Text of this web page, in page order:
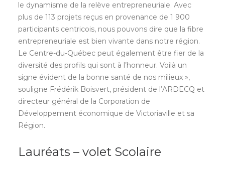
le dynamisme de la relève entrepreneuriale. Avec
plus de 113 projets reçus en provenance de 1 900
participants centricois, nous pouvons dire que la fibre
entrepreneuriale est bien vivante dans notre région.
Le Centre-du-Québec peut également être fier de la
diversité des profils qui sont à l’honneur. Voilà un
signe évident de la bonne santé de nos milieux »,
souligne Frédérik Boisvert, président de l’ARDECQ et
directeur général de la Corporation de
Développement économique de Victoriaville et sa
Région.
Lauréats – volet Scolaire